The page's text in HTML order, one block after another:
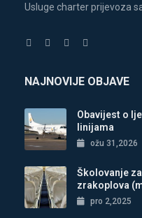
Usluge charter prijevoza
NAJNOVIJE OBJAVE
Obavijest o
linijama
ožu 31,2026
Školovanje
zrakoplova
pro 2,2025